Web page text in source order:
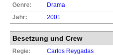
Genre:
Drama
Jahr:
2001
Besetzung und Crew
Regie:
Carlos Reygadas